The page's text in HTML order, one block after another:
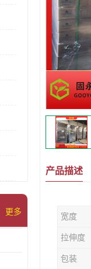
更多
产品描述
宽度
拉伸度
包装